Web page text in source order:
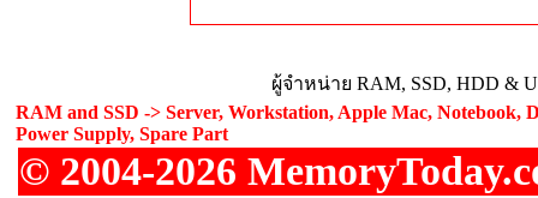
ผู้จำหน่าย RAM, SSD, HDD &
RAM and SSD -> Server, Workstation, Apple Mac, Notebook,
Power Supply, Spare Part
© 2004-2026